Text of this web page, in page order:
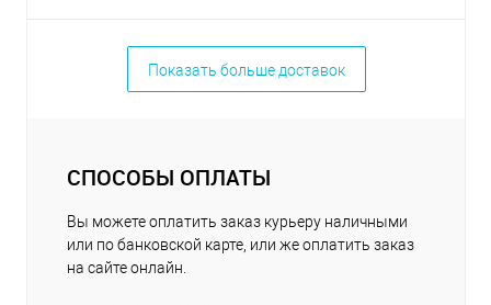
Показать больше доставок
СПОСОБЫ ОПЛАТЫ
Вы можете оплатить заказ курьеру наличными
или по банковской карте, или же оплатить заказ
на сайте онлайн.